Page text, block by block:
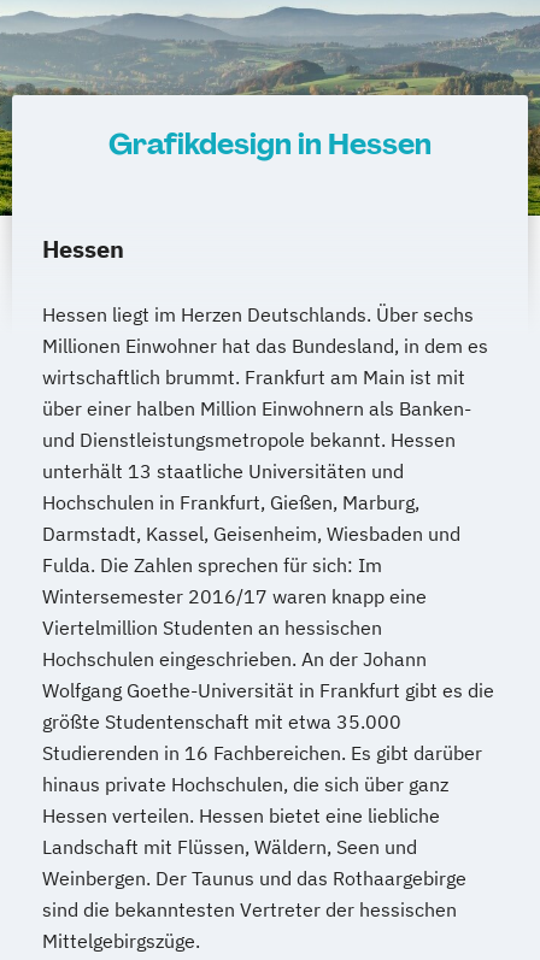
Grafikdesign in Hessen
Hessen
Hessen liegt im Herzen Deutschlands. Über sechs
Millionen Einwohner hat das Bundesland, in dem es
wirtschaftlich brummt. Frankfurt am Main ist mit
über einer halben Million Einwohnern als Banken-
und Dienstleistungsmetropole bekannt. Hessen
unterhält 13 staatliche Universitäten und
Hochschulen in Frankfurt, Gießen, Marburg,
Darmstadt, Kassel, Geisenheim, Wiesbaden und
Fulda. Die Zahlen sprechen für sich: Im
Wintersemester 2016/17 waren knapp eine
Viertelmillion Studenten an hessischen
Hochschulen eingeschrieben. An der Johann
Wolfgang Goethe-Universität in Frankfurt gibt es die
größte Studentenschaft mit etwa 35.000
Studierenden in 16 Fachbereichen. Es gibt darüber
hinaus private Hochschulen, die sich über ganz
Hessen verteilen. Hessen bietet eine liebliche
Landschaft mit Flüssen, Wäldern, Seen und
Weinbergen. Der Taunus und das Rothaargebirge
sind die bekanntesten Vertreter der hessischen
Mittelgebirgszüge.